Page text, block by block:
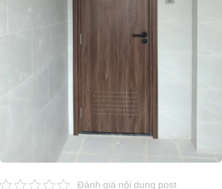
Đánh giá nội dung post